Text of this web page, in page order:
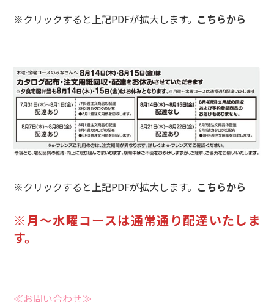
※クリックすると上記PDFが拡大します。 こちらから
※クリックすると上記PDFが拡大します。 こちらから
※月～水曜コースは通常通り配達いたしま
す。
≪お問い合わせ≫